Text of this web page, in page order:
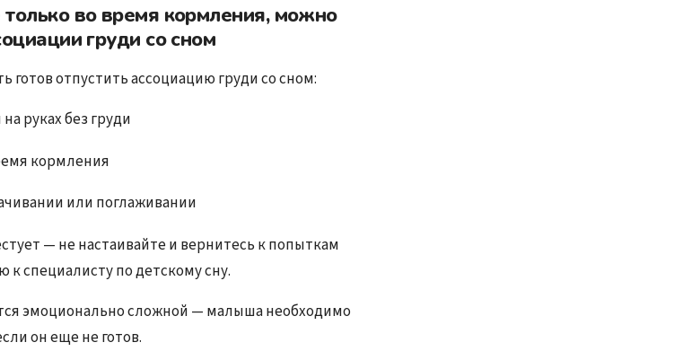
во время кормления, можно
груди со сном
отпустить ассоциацию груди со сном:
руках без груди
кормления
или поглаживании
— не настаивайте и вернитесь к попыткам
специалисту по детскому сну.
эмоционально сложной — малыша необходимо
он еще не готов.